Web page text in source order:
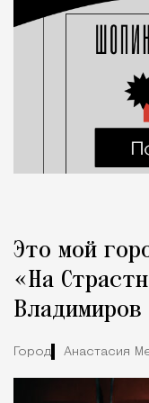
Это мой
«На
Владимиров
Город Анастасия